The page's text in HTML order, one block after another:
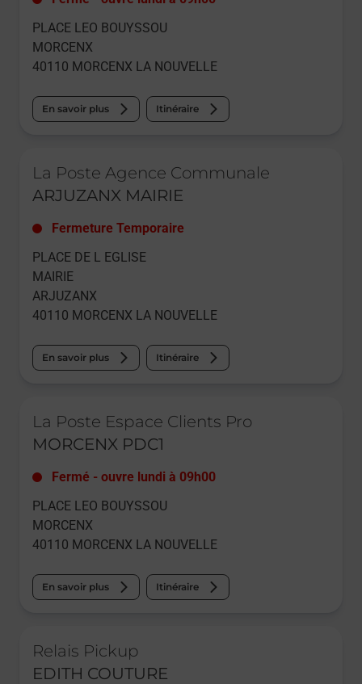
PLACE LEO BOUYSSOU
MORCENX
40110 MORCENX LA NOUVELLE
En savoir plus Itinéraire
La Poste Agence Communale
ARJUZANX MAIRIE
Fermeture Temporaire
PLACE DE L EGLISE
MAIRIE
ARJUZANX
40110 MORCENX LA NOUVELLE
En savoir plus Itinéraire
La Poste Espace Clients Pro
MORCENX PDC1
Fermé - ouvre lundi à 09h00
PLACE LEO BOUYSSOU
MORCENX
40110 MORCENX LA NOUVELLE
En savoir plus Itinéraire
Relais Pickup
EDITH COUTURE